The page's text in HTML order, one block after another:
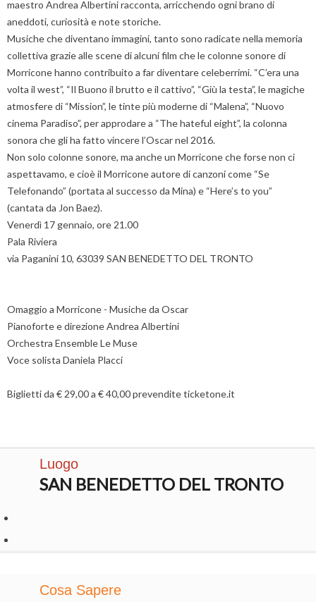
maestro Andrea Albertini racconta, arricchendo ogni brano di
aneddoti, curiosità e note storiche.
Musiche che diventano immagini, tanto sono radicate nella memoria
collettiva grazie alle scene di alcuni film che le colonne sonore di
Morricone hanno contribuito a far diventare celeberrimi. “C’era una
volta il west”, “Il Buono il brutto e il cattivo”, “Giù la testa”, le magiche
atmosfere di “Mission”, le tinte più moderne di “Malena”, “Nuovo
cinema Paradiso”, per approdare a “The hateful eight”, la colonna
sonora che gli ha fatto vincere l’Oscar nel 2016.
Non solo colonne sonore, ma anche un Morricone che forse non ci
aspettavamo, e cioè il Morricone autore di canzoni come “Se
Telefonando” (portata al successo da Mina) e “Here’s to you”
(cantata da Jon Baez).
Venerdì 17 gennaio, ore 21.00
Pala Riviera
via Paganini 10, 63039 SAN BENEDETTO DEL TRONTO
Omaggio a Morricone - Musiche da Oscar
Pianoforte e direzione Andrea Albertini
Orchestra Ensemble Le Muse
Voce solista Daniela Placci
Biglietti da € 29,00 a € 40,00 prevendite ticketone.it
Luogo
SAN BENEDETTO DEL TRONTO
Cosa Sapere